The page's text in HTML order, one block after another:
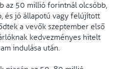
az 50 millió forintnál olcsóbb,
és jó állapotú vagy felújított
a vevők szeptember első
kedvezményes hitelt
indulása után.